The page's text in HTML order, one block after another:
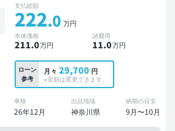
支払総額
222.0 万円
本体価格
211.0万円
諸費用
11.0万円
ローン
参考
月々 29,700 円
※金額は変更できます。
車検
26年12月
出品地域
神奈川県
納期の目安
9月〜10月